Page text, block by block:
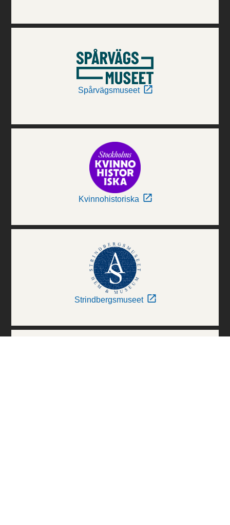
Spårvägsmuseet
Kvinnohistoriska
Strindbergsmuseet